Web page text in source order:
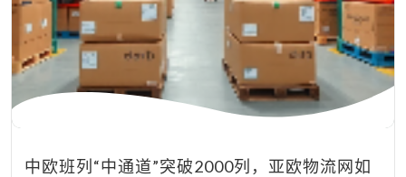
中欧班列“中通道”突破2000列，亚欧物流网如